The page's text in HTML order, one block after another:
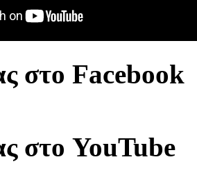
στο Facebook
στο YouTube